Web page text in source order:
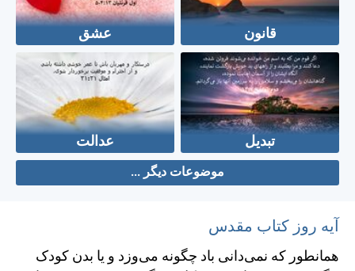
قانون عشق
تبدیل عدالت
موضوعات دیگر ...
آیه روز کتاب مقدس
همانطور كه نمی‌دانی باد چگونه می‌وزد و يا بدن كودک